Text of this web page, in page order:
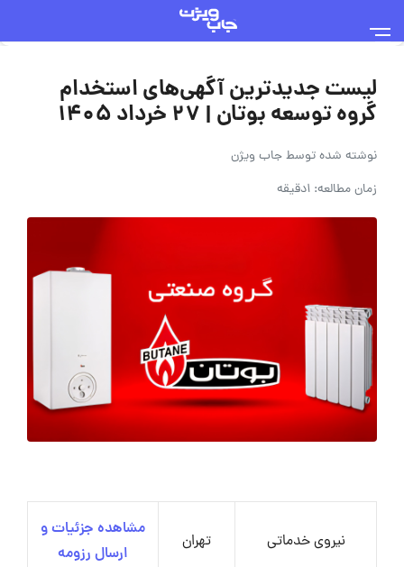
لیست جدیدترین آگهی‌های استخدام
گروه توسعه بوتان | ۲۷ خرداد ۱۴۰۵
نوشته شده توسطجاب ویژن
زمان مطالعه: 1دقیقه
نیروی خدماتی تهران
مشاهده جزئیات و
ارسال رزومه